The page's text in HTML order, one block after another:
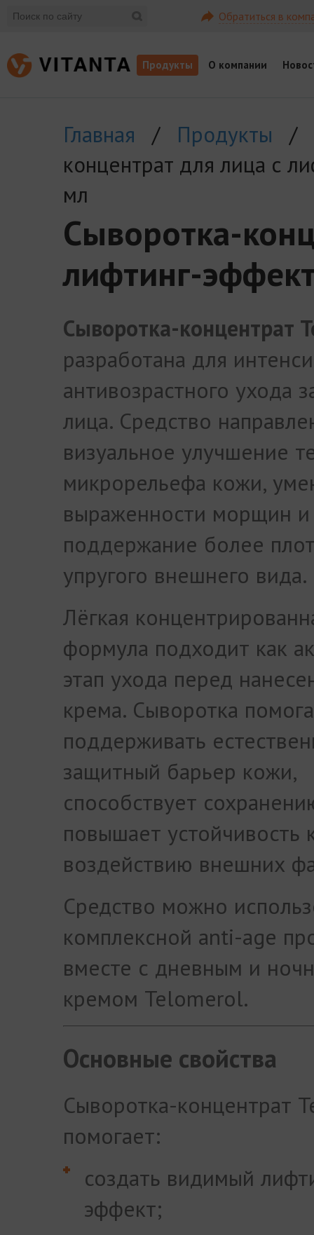
Обратиться в
Продукты О компании
Главная / Продукты /
концентрат для лица с
мл
Сыворотка-
лифтинг-
Сыворотка-концентрат
разработана для
антивозрастного ухода
лица. Средство
визуальное улучшение
микрорельефа кожи,
выраженности морщин и
поддержание более
упругого внешнего вида.
Лёгкая
формула подходит как
этап ухода перед
крема. Сыворотка
поддерживать
защитный барьер кожи,
способствует
повышает устойчивость
воздействию внешних
Средство можно
комплексной anti-age
вместе с дневным и
кремом Telomerol.
Основные свойства
Сыворотка-концентрат
помогает:
создать видимый
эффект;